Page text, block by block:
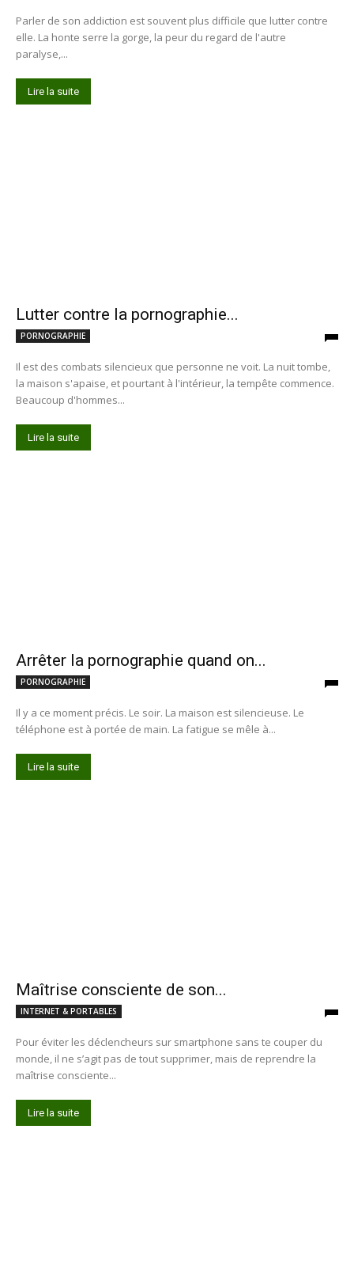
Parler de son addiction est souvent plus difficile que lutter contre
elle. La honte serre la gorge, la peur du regard de l'autre
paralyse,...
Lire la suite
Lutter contre la pornographie...
PORNOGRAPHIE
Il est des combats silencieux que personne ne voit. La nuit tombe,
la maison s'apaise, et pourtant à l'intérieur, la tempête commence.
Beaucoup d'hommes...
Lire la suite
Arrêter la pornographie quand on...
PORNOGRAPHIE
Il y a ce moment précis. Le soir. La maison est silencieuse. Le
téléphone est à portée de main. La fatigue se mêle à...
Lire la suite
Maîtrise consciente de son...
INTERNET & PORTABLES
Pour éviter les déclencheurs sur smartphone sans te couper du
monde, il ne s’agit pas de tout supprimer, mais de reprendre la
maîtrise consciente...
Lire la suite